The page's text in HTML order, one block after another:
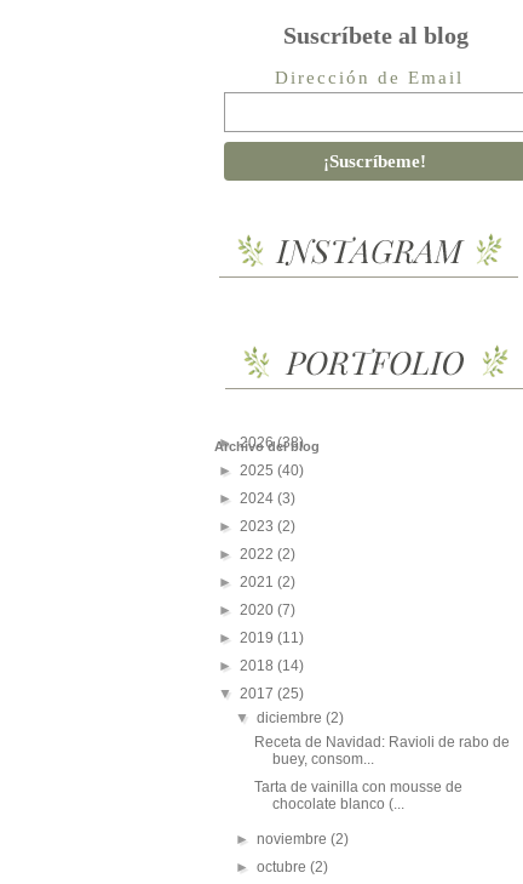
Suscríbete al blog
Dirección de Email
Archivo del blog
►2026(38)
► 2025 (40)
► 2024 (3)
► 2023 (2)
► 2022 (2)
► 2021 (2)
► 2020 (7)
► 2019 (11)
► 2018 (14)
▼ 2017 (25)
▼diciembre(2)
Receta de Navidad: Ravioli de rabo de
buey, consom...
Tarta de vainilla con mousse de
chocolate blanco (...
►noviembre(2)
►octubre(2)